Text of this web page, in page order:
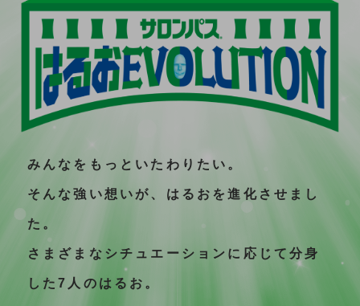
みんなをもっといたわりたい。
そんな強い想いが、はるおを進化させまし
た。
さまざまなシチュエーションに応じて分身
した7人のはるお。